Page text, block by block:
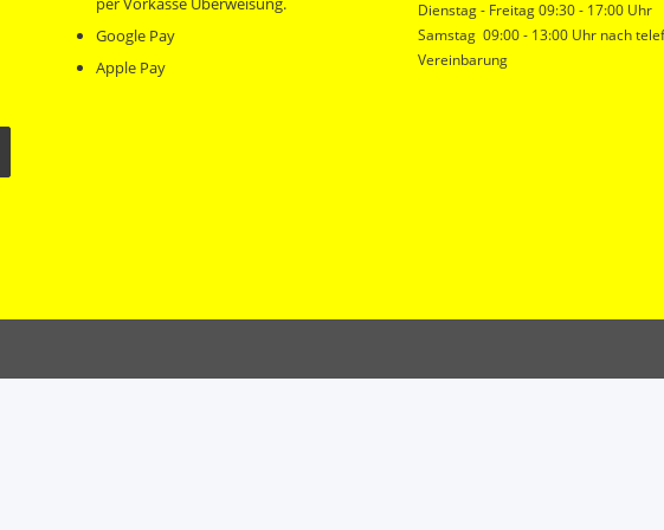
Google Pay
Apple Pay
Dienstag - Freitag 09:30 - 17:00 Uhr
Samstag 09:00 - 13:00 Uhr nach
Vereinbarung